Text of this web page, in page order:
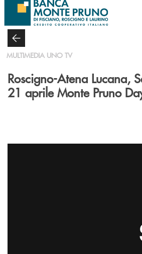
Salta al contenuto principale
MULTIMEDIA UNO TV
Roscigno-Atena Lucana,
21 aprile Monte Pruno